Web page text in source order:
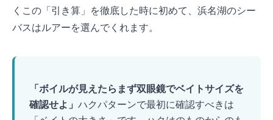
く——この「引き算」を徹底した時に初めて、浜名湖のシー
バスはルアーを選んでくれます。
「ボイルが見えたらまず双眼鏡でベイトサイズを
確認せよ」 ハクパターンで最初に確認すべきは